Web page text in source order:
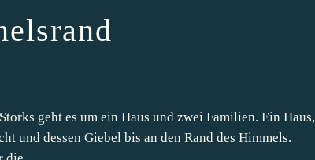
geht es um ein Haus und zwei Familien. Ein Haus,
und dessen Giebel bis an den Rand des Himmels.